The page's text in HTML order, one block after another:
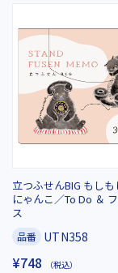
立つふせんBIG もし
にゃんこ／To Do ＆
ス
品番 UTN358
¥748 （税込）